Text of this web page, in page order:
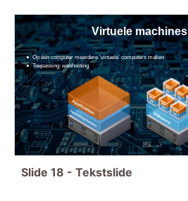
Virtuele machines
Op één computer meerdere ‘virtuele’ computers maken
Toepassing: webhosting
Slide 18 - Tekstslide